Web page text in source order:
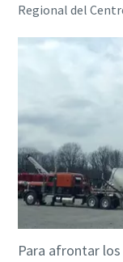
Regional del
Para afrontar